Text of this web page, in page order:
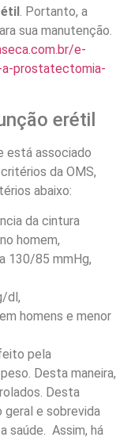
. Portanto, a
sua manutenção.
e-
a-prostatectomia-
erétil
está associado
da OMS,
abaixo:
da cintura
homem,
130/85 mmHg,
dl,
homens e menor
pela
Desta maneira,
Desta
geral e sobrevida
saúde. Assim, há